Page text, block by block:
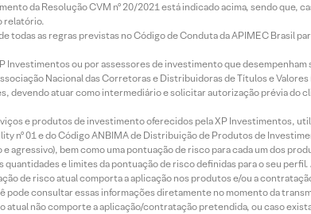
da Resolução CVM nº 20/2021 está indicado acima, sendo que,
relatório.
todas as regras previstas no Código de Conduta da APIMEC Brasil
ou por assessores de investimento que desempenham
Nacional das Corretoras e Distribuidoras de Títulos e
atuar como intermediário e solicitar autorização prévia do
e produtos de investimento oferecidos pela XP Investimentos,
nº 01 e do Código ANBIMA de Distribuição de Produtos de
agressivo), bem como uma pontuação de risco para cada um dos
e limites da pontuação de risco definidas para o seu
de risco atual comporta a aplicação nos produtos e/ou a
consultar essas informações diretamente no momento da
atual não comporte a aplicação/contratação pretendida, ou caso